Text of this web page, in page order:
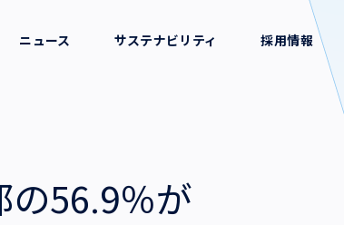
お
ニュース サステナビリティ 採用情報
56.9％が